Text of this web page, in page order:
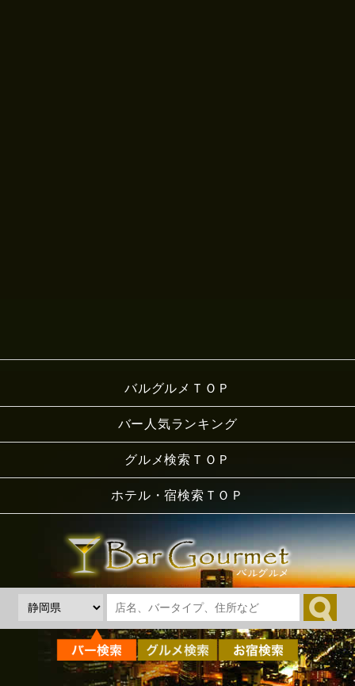
バルグルメＴＯＰ
バー人気ランキング
グルメ検索ＴＯＰ
ホテル・宿検索ＴＯＰ